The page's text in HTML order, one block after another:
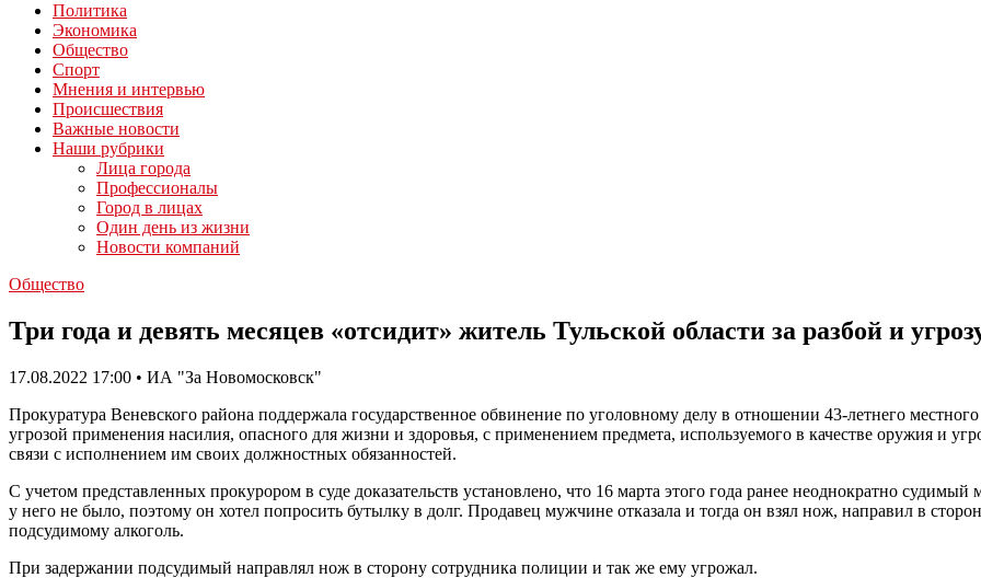
Политика
Экономика
Общество
Спорт
Мнения и интервью
Происшествия
Важные новости
Наши рубрики
Лица города
Профессионалы
Город в лицах
Один день из жизни
Новости компаний
Общество
Три года и девять месяцев «отсидит» житель Тульской области за разбой и
17.08.2022 17:00 • ИА "За Новомосковск"
Прокуратура Веневского района поддержала государственное обвинение по уголовному делу в отношении 43-летнего
угрозой применения насилия, опасного для жизни и здоровья, с применением предмета, используемого в качестве оружия и
связи с исполнением им своих должностных обязанностей.
С учетом представленных прокурором в суде доказательств установлено, что 16 марта этого года ранее неоднократно
у него не было, поэтому он хотел попросить бутылку в долг. Продавец мужчине отказала и тогда он взял нож, направил в
подсудимому алкоголь.
При задержании подсудимый направлял нож в сторону сотрудника полиции и так же ему угрожал.